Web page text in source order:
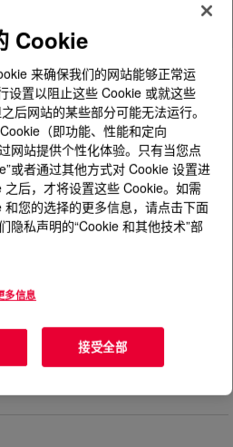
Conformal Coating?
、含有 UV 指示剂。
Cookie
来确保我们的网站能够正常运
设置以阻止这些 Cookie 或就这些
后网站的某些部分可能无法运行。
（即功能、性能和定向
网站提供个性化体验。只有当您点
或者通过其他方式对 Cookie 设置进
后，才将设置这些 Cookie。如需
您的选择的更多信息，请点击下面
隐私声明的“Cookie 和其他技术”部
多信息
接受全部